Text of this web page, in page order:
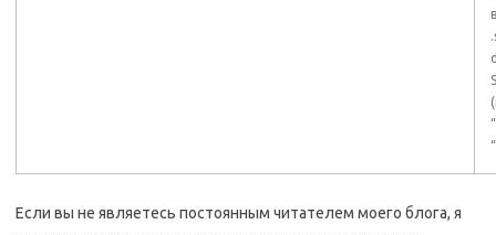
Если вы не являетесь постоянным читателем моего блога, я